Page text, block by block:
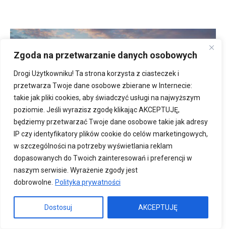
Zgoda na przetwarzanie danych osobowych
Drogi Użytkowniku! Ta strona korzysta z ciasteczek i
przetwarza Twoje dane osobowe zbierane w Internecie:
takie jak pliki cookies, aby świadczyć usługi na najwyższym
poziomie. Jeśli wyrazisz zgodę klikając AKCEPTUJĘ,
będziemy przetwarzać Twoje dane osobowe takie jak adresy
IP czy identyfikatory plików cookie do celów marketingowych,
w szczególności na potrzeby wyświetlania reklam
dopasowanych do Twoich zainteresowań i preferencji w
naszym serwisie. Wyrażenie zgody jest
dobrowolne.
Polityka prywatności
Dostosuj AKCEPTUJĘ